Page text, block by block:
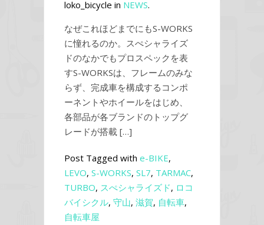
loko_bicycle in NEWS.
なぜこれほどまでにもS-WORKS
に憧れるのか。スぺシャライズ
ドのなかでもプロスペックを表
すS-WORKSは、フレームのみな
らず、完成車を構成するコンポ
ーネントやホイールをはじめ、
各部品が各ブランドのトップグ
レードが搭載 […]
Post Tagged with e-BIKE,
LEVO, S-WORKS, SL7, TARMAC,
TURBO, スぺシャライズド, ロコ
バイシクル, 守山, 滋賀, 自転車,
自転車屋